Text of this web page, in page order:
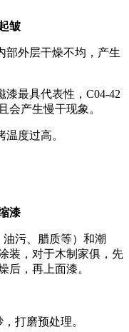
皱
部外层干燥不均，产生
漆最具代表性，C04-42
会产生慢干现象。
度过高。
漆
污、腊质等）和潮
装，对于木制家俱，先
后，再上面漆。
打磨预处理。